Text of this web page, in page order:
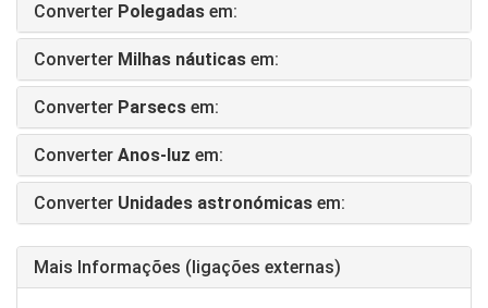
Converter Polegadas em:
Converter Milhas náuticas em:
Converter Parsecs em:
Converter Anos-luz em:
Converter Unidades astronómicas em:
Mais Informações (ligações externas)